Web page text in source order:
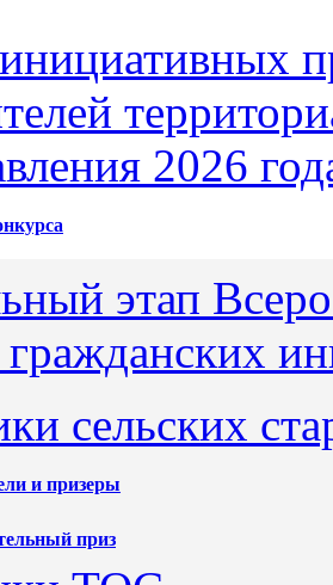
2026
этап
гражданских
сельских
и призеры
приз